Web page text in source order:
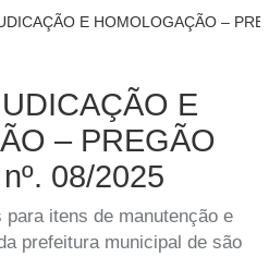
E HOMOLOGAÇÃO –
E
– PREGÃO
08/2025
itens de manutenção e
prefeitura municipal de são